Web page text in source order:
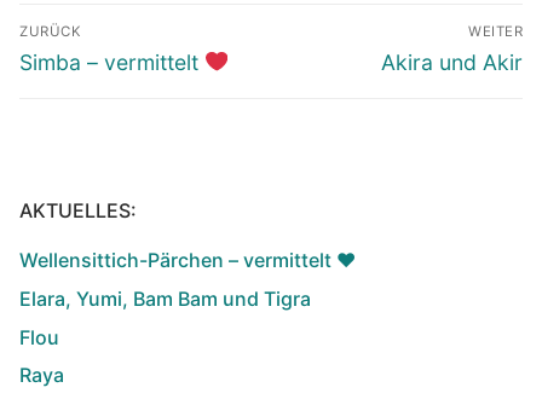
Beitragsnavigation
ZURÜCK
Vorheriger
Simba – vermittelt
WEITER
Nächster
Akira und Akir
AKTUELLES:
Wellensittich-Pärchen – vermittelt ♥️
Elara, Yumi, Bam Bam und Tigra
Flou
Raya